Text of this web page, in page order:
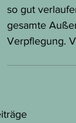
so gut
gesamte
Verpflegung.